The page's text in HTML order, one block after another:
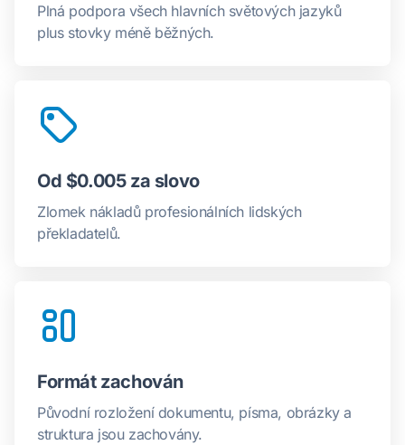
Plná podpora všech hlavních světových jazyků
plus stovky méně běžných.
Od $0.005 za slovo
Zlomek nákladů profesionálních lidských
překladatelů.
Formát zachován
Původní rozložení dokumentu, písma, obrázky a
struktura jsou zachovány.